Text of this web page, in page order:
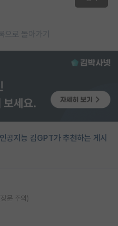
으로 돌아가기
공지능 김GPT가 추천하는 게시
문 주의)